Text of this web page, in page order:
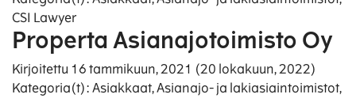
CSI Lawyer
Properta Asianajotoimisto Oy
Kirjoitettu 16 tammikuun, 2021 (20 lokakuun, 2022)
Kategoria(t):Asiakkaat,Asianajo- ja lakiasiaintoimistot,